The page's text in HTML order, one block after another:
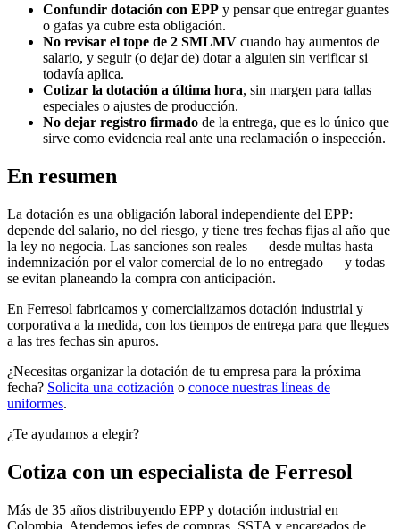
Confundir dotación con EPP y pensar que entregar guantes
o gafas ya cubre esta obligación.
No revisar el tope de 2 SMLMV cuando hay aumentos de
salario, y seguir (o dejar de) dotar a alguien sin verificar si
todavía aplica.
Cotizar la dotación a última hora, sin margen para tallas
especiales o ajustes de producción.
No dejar registro firmado de la entrega, que es lo único que
sirve como evidencia real ante una reclamación o inspección.
En resumen
La dotación es una obligación laboral independiente del EPP:
depende del salario, no del riesgo, y tiene tres fechas fijas al año que
la ley no negocia. Las sanciones son reales — desde multas hasta
indemnización por el valor comercial de lo no entregado — y todas
se evitan planeando la compra con anticipación.
En Ferresol fabricamos y comercializamos dotación industrial y
corporativa a la medida, con los tiempos de entrega para que llegues
a las tres fechas sin apuros.
¿Necesitas organizar la dotación de tu empresa para la próxima
fecha? Solicita una cotización o conoce nuestras líneas de
uniformes.
¿Te ayudamos a elegir?
Cotiza con un especialista de Ferresol
Más de 35 años distribuyendo EPP y dotación industrial en
Colombia. Atendemos jefes de compras, SSTA y encargados de